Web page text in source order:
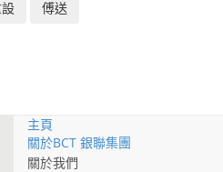
主頁
關於BCT 銀聯集團
關於我們